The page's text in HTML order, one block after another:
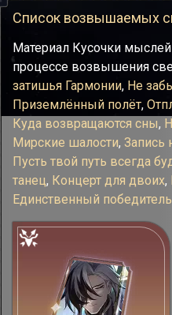
Список возвышаемых
Материал Кусочки
процессе возвышения
затишья Гармонии, Не
Приземлённый полёт,
Куда возвращаются сны,
Мирские шалости, Запись
Пусть твой путь всегда
танец, Концерт для двоих,
Единственный победитель